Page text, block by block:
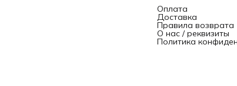
Оплата
Доставка
Правила возврата
О нас / реквизиты
Политика